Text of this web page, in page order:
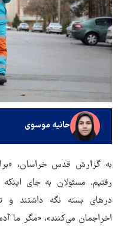
حانیه موسوی
به گزارش قدس خراسان،
رفتیم. مسئولان به جای
درهای بسته نگه داشتند و
اخراجمان می‌کنند»، «مگر ما